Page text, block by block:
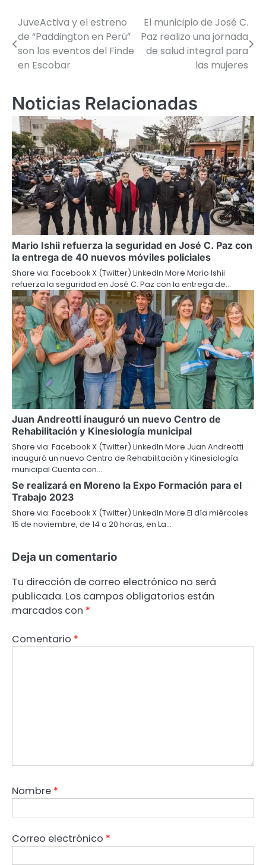
Navegación
de
entradas
JuveActiva y el estreno
de “Paddington en Perú”
son los eventos del Finde
en Escobar
El municipio de José C.
Paz realizo una jornada
de salud integral para
las mujeres
Noticias Relacionadas
Mario Ishii refuerza la seguridad en José C. Paz con
la entrega de 40 nuevos móviles policiales
Share via: Facebook X (Twitter) LinkedIn More Mario Ishii
refuerza la seguridad en José C. Paz con la entrega de…
Juan Andreotti inauguró un nuevo Centro de
Rehabilitación y Kinesiología municipal
Share via: Facebook X (Twitter) LinkedIn More Juan Andreotti
inauguró un nuevo Centro de Rehabilitación y Kinesiología
municipal Cuenta con…
Se realizará en Moreno la Expo Formación para el
Trabajo 2023
Share via: Facebook X (Twitter) LinkedIn More El día miércoles
15 de noviembre, de 14 a 20 horas, en La…
Deja un comentario
Tu dirección de correo electrónico no será
publicada. Los campos obligatorios están
marcados con *
Comentario *
Nombre *
Correo electrónico *